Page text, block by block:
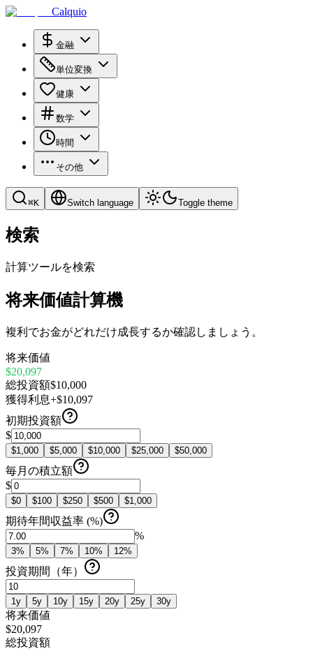
Calquio
金融
単位変換
健康
数学
時間
その他
⌘K Switch language Toggle theme
検索
計算ツールを検索
将来価値計算機
複利でお金がどれだけ成長するか確認しましょう。
将来価値
$20,097
総投資額$10,000
獲得利息+$10,097
初期投資額
$
$1,000 $5,000 $10,000 $25,000 $50,000
毎月の積立額
$
$0 $100 $250 $500 $1,000
期待年間収益率 (%)
%
3% 5% 7% 10% 12%
投資期間（年）
1y 5y 10y 15y 20y 25y 30y
将来価値
$20,097
総投資額